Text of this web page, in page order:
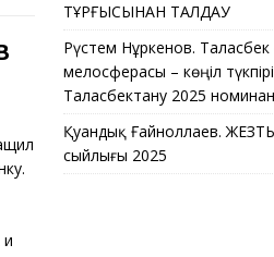
и
ТҰРҒЫСЫНАН ТАЛДАУ
Рүстем Нұркенов. Таласбек
мелосферасы – көңіл
Таласбектану 2025
Қуандық Ғайноллаев.
сыйлығы 2025